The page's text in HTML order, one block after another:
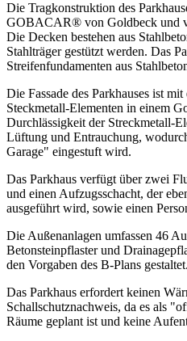
Die Tragkonstruktion des
GOBACAR® von Goldbeck und
Die Decken bestehen aus
Stahlträger gestützt werden. Das
Streifenfundamenten aus
Die Fassade des Parkhauses ist
Steckmetall-Elementen in einem
Durchlässigkeit der Streckmetall-
Lüftung und Entrauchung,
Garage" eingestuft wird.
Das Parkhaus verfügt über zwei
und einen Aufzugsschacht, der
ausgeführt wird, sowie einen
Die Außenanlagen umfassen 46
Betonsteinpflaster und
den Vorgaben des B-Plans gestaltet.
Das Parkhaus erfordert keinen
Schallschutznachweis, da es als
Räume geplant ist und keine